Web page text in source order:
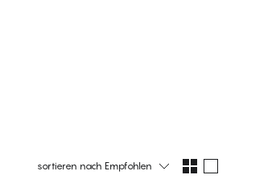
sortieren nach Empfohlen